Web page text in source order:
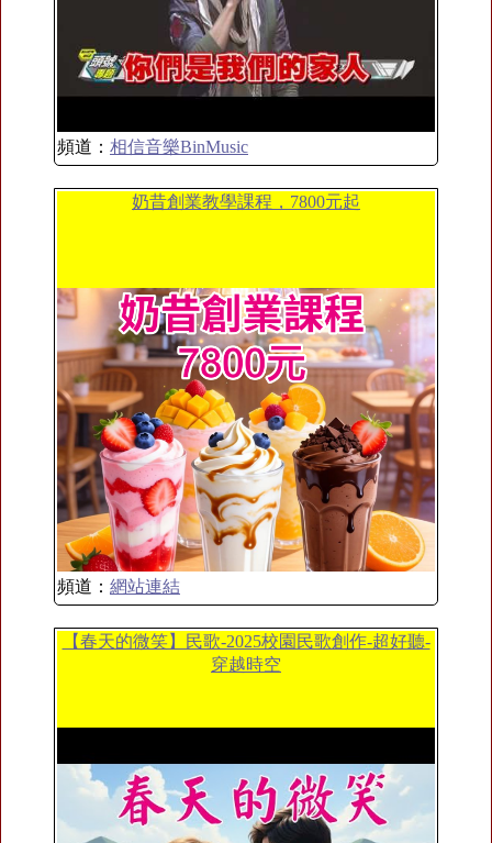
頻道： 相信音樂BinMusic
奶昔創業教學課程，7800元起
頻道： 網站連結
【春天的微笑】民歌-2025校園民歌創作-超好聽-
穿越時空